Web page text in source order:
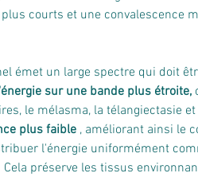
courts et une convalescence
émet un large spectre qui doit
sur une bande plus étroite,
le mélasma, la télangiectasie
plus faible , améliorant ainsi le
l'énergie uniformément
préserve les tissus